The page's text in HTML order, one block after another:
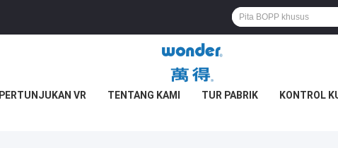
PERTUNJUKAN VR TENTANG KAMI TUR PABRIK KONTROL